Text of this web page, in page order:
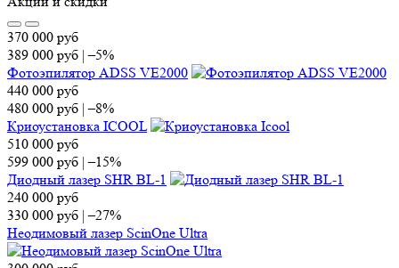
370 000 руб
389 000 руб |–5%
Фотоэпилятор ADSS VE2000
440 000 руб
480 000 руб |–8%
Криоустановка ICOOL
510 000 руб
599 000 руб |–15%
Диодный лазер SHR BL-1
240 000 руб
330 000 руб |–27%
Неодимовый лазер ScinOne Ultra